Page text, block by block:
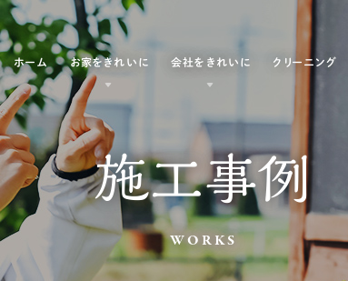
ホーム お家をきれいに 会社をきれいに クリーニング
施工事例
WORKS